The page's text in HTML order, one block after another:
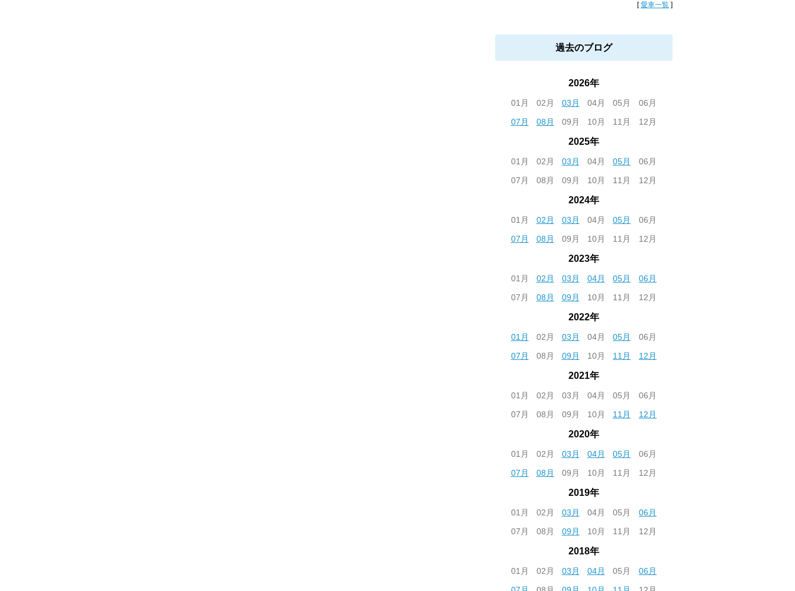
[愛車一覧 ]
過去のブログ
2026年
01月 02月 03月 04月 05月
06月
07月
08月 09月 10月 11月 12月
2025年
01月 02月 03月 04月 05月
06月
07月
08月 09月 10月 11月 12月
2024年
01月 02月 03月 04月 05月
06月
07月
08月 09月 10月 11月 12月
2023年
01月 02月 03月 04月 05月
06月
07月
08月 09月 10月 11月 12月
2022年
01月 02月 03月 04月 05月
06月
07月
08月 09月 10月 11月 12月
2021年
01月 02月 03月 04月 05月
06月
07月
08月 09月 10月 11月 12月
2020年
01月 02月 03月 04月 05月
06月
07月
08月 09月 10月 11月 12月
2019年
01月 02月 03月 04月 05月
06月
07月
08月 09月 10月 11月 12月
2018年
01月 02月 03月 04月 05月
06月